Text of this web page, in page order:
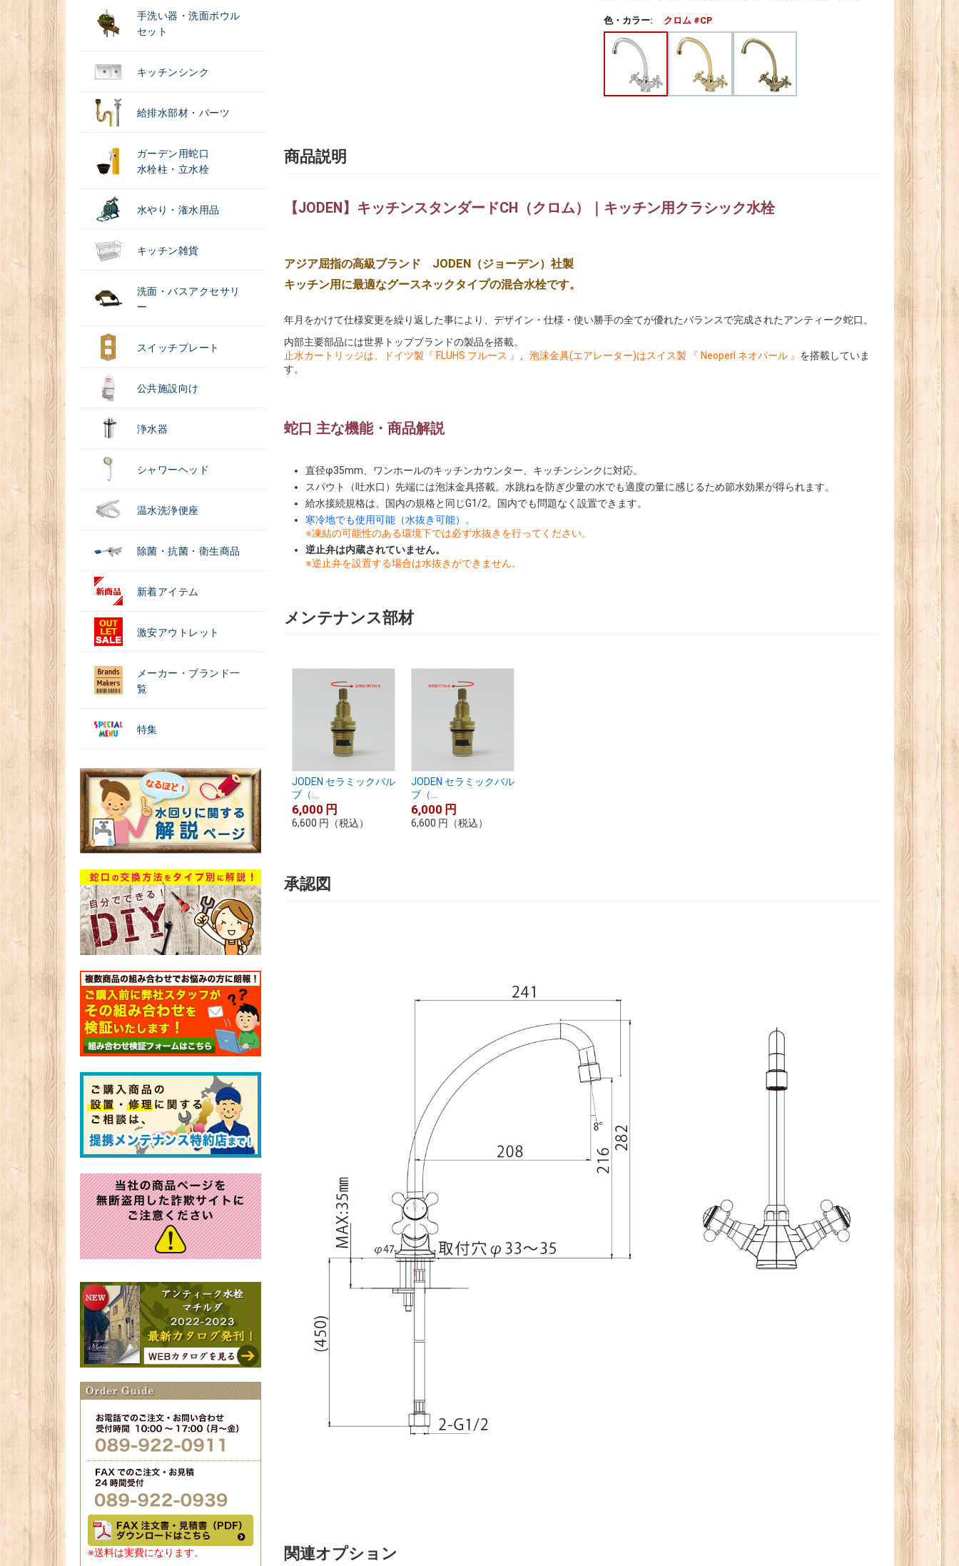
手洗い器・洗面ボウル
セット
キッチンシンク
給排水部材・パーツ
ガーデン用蛇口
水栓柱・立水栓
水やり・潅水用品
キッチン雑貨
洗面・バスアクセサリ
ー
スイッチプレート
公共施設向け
浄水器
シャワーヘッド
温水洗浄便座
除菌・抗菌・衛生商品
新着アイテム
激安アウトレット
メーカー・ブランド一
覧
特集
※送料は実費になります。
色・カラー: クロム #CP
商品説明
【JODEN】キッチンスタンダードCH（クロム）｜キッチン用クラシック水栓
アジア屈指の高級ブランド JODEN（ジョーデン）社製
キッチン用に最適なグースネックタイプの混合水栓です。
年月をかけて仕様変更を繰り返した事により、デザイン・仕様・使い勝手の全てが優れたバランスで完成されたアンティーク蛇口。
内部主要部品には世界トップブランドの製品を搭載。
止水カートリッジは、ドイツ製『 FLUHS フルース 』
泡沫金具(エアレーター)はスイス製 『 Neoperl ネオパール 』 を搭載していま
す。
蛇口 主な機能・商品解説
直径φ35mm、ワンホールのキッチンカウンター、キッチンシンクに対応。
スパウト（吐水口）先端には泡沫金具搭載。水跳ねを防ぎ少量の水でも適度の量に感じるため節水効果が得られます。
給水接続規格は、国内の規格と同じG1/2。国内でも問題なく設置できます。
寒冷地でも使用可能（水抜き可能）。
※凍結の可能性のある環境下では必ず水抜きを行ってください。
逆止弁は内蔵されていません。
※逆止弁を設置する場合は水抜きができません。
メンテナンス部材
JODEN セラミックバル
ブ（...
6,000 円
6,600 円 （税込）
JODEN セラミックバル
ブ（...
6,000 円
6,600 円 （税込）
承認図
関連オプション